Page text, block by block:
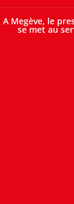
A Megève, le
se met au